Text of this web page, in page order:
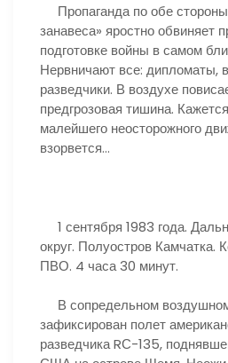
Пропаганда по обе стороны
занавеса» яростно обвиняет
подготовке войны в самом
Нервничают все: дипломаты,
разведчики. В воздухе
предгрозовая тишина.
малейшего неосторожного
взорвется…
1 сентября 1983 года.
округ. Полуостров Камчатка.
ПВО. 4 часа 30 минут.
В сопредельном
зафиксирован полет
разведчика RС-135,